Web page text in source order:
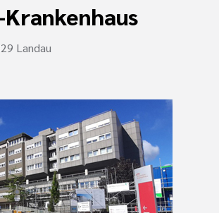
Landau